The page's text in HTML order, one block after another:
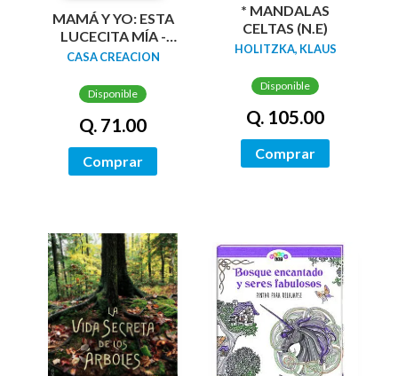
MAMÁ Y YO: ESTA
LUCECITA MÍA -
LIBRO PARA
CASA CREACION
Disponible
Q. 71.00
Comprar
* MANDALAS
CELTAS (N.E)
HOLITZKA, KLAUS
Disponible
Q. 105.00
Comprar